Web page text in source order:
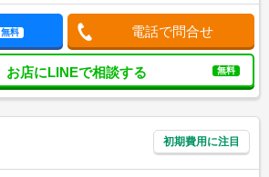
無料 電話で問合せ
お店にLINEで相談する 無料
初期費用に注目